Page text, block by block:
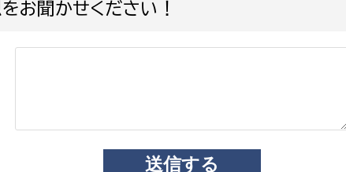
お聞かせください！